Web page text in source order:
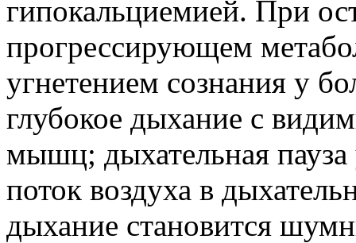
гипокальциемией. При
прогрессирующем
угнетением сознания у
глубокое дыхание с
мышц; дыхательная пауза
поток воздуха в
дыхание становится